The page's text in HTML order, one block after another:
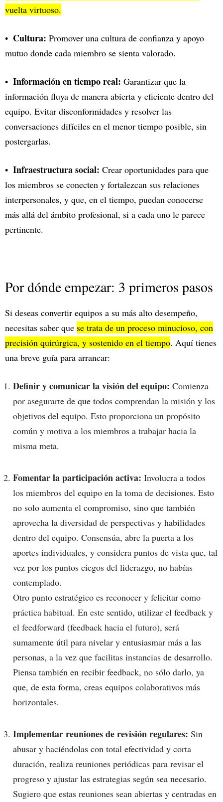
vuelta virtuoso.
Cultura: Promover una cultura de confianza y apoyo
mutuo donde cada miembro se sienta valorado.
Información en tiempo real: Garantizar que la
información fluya de manera abierta y eficiente dentro del
equipo. Evitar disconformidades y resolver las
conversaciones difíciles en el menor tiempo posible, sin
postergarlas.
Infraestructura social: Crear oportunidades para que
los miembros se conecten y fortalezcan sus relaciones
interpersonales, y que, en el tiempo, puedan conocerse
más allá del ámbito profesional, si a cada uno le parece
pertinente.
Por dónde empezar: 3 primeros pasos
Si deseas convertir equipos a su más alto desempeño,
necesitas saber que se trata de un proceso minucioso, con
precisión quirúrgica, y sostenido en el tiempo. Aquí tienes
una breve guía para arrancar:
Definir y comunicar la visión del equipo: Comienza
por asegurarte de que todos comprendan la misión y los
objetivos del equipo. Esto proporciona un propósito
común y motiva a los miembros a trabajar hacia la
misma meta.
Fomentar la participación activa: Involucra a todos
los miembros del equipo en la toma de decisiones. Esto
no solo aumenta el compromiso, sino que también
aprovecha la diversidad de perspectivas y habilidades
dentro del equipo. Consensúa, abre la puerta a los
aportes individuales, y considera puntos de vista que, tal
vez por los puntos ciegos del liderazgo, no habías
contemplado.
Otro punto estratégico es reconocer y felicitar como
práctica habitual. En este sentido, utilizar el feedback y
el feedforward (feedback hacia el futuro), será
sumamente útil para nivelar y entusiasmar más a las
personas, a la vez que facilitas instancias de desarrollo.
Piensa también en recibir feedback, no sólo darlo, ya
que, de esta forma, creas equipos colaborativos más
horizontales.
Implementar reuniones de revisión regulares: Sin
abusar y haciéndolas con total efectividad y corta
duración, realiza reuniones periódicas para revisar el
progreso y ajustar las estrategias según sea necesario.
Sugiero que estas reuniones sean abiertas y centradas en